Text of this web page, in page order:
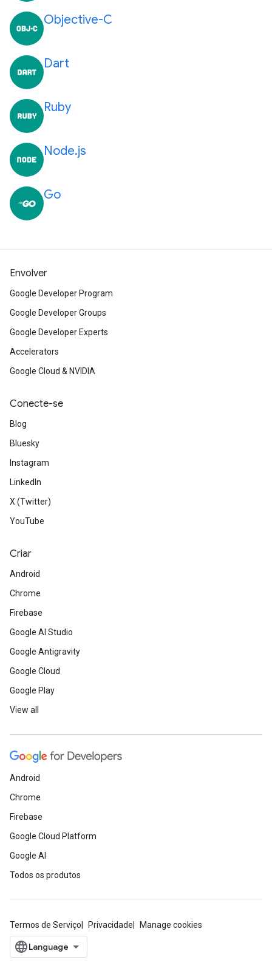
Objective-C
Dart
Ruby
Node.js
Go
Envolver
Google Developer Program
Google Developer Groups
Google Developer Experts
Accelerators
Google Cloud & NVIDIA
Conecte-se
Blog
Bluesky
Instagram
LinkedIn
X (Twitter)
YouTube
Criar
Android
Chrome
Firebase
Google AI Studio
Google Antigravity
Google Cloud
Google Play
View all
Android
Chrome
Firebase
Google Cloud Platform
Google AI
Todos os produtos
Termos de Serviço Privacidade Manage cookies